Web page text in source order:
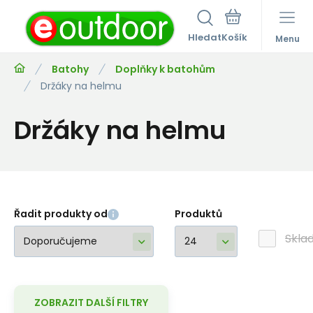
Hledat Menu
Batohy
Doplňky k batohům
Držáky na helmu
Držáky na helmu
Řadit produkty od Produktů
ZOBRAZIT DALŠÍ FILTRY